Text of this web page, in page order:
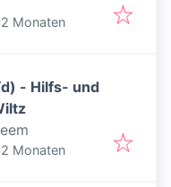
:
Monaten
- Hilfs- und
:
Monaten